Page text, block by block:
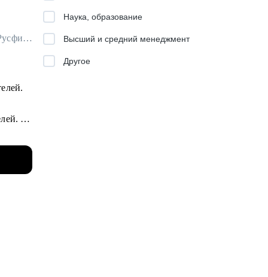
и
Начальник Управления продаж СМБ в Альфа-Банк / ex-Россельхозбанк, Русфинанс Банк
Наука, образование
Высший и средний менеджмент
Другое